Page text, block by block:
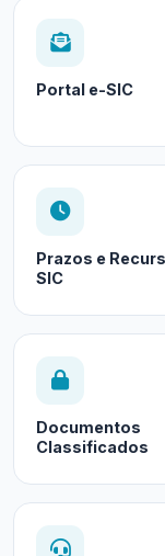
Portal e-SIC
Prazos e
SIC
Documentos
Classificados